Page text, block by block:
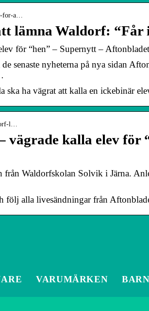
for-a…
lämna Waldorf:
för “hen” – Supernytt –
senaste nyheterna på nya sidan
ska ha vägrat att kalla en ickebinär
l…
vägrade kalla elev för
från Waldorfskolan Solvik i Järna.
följ alla livesändningar från
VARUMÄRKEN BARN